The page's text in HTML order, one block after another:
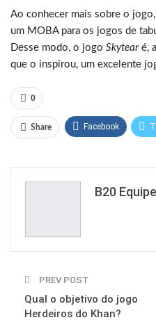
Ao conhecer mais sobre o
um MOBA para os jogos de
Desse modo, o jogo Skytear é,
que o inspirou, um excelente
0
Share Facebook
Email
B20 Equipe
PREV POST
Qual o objetivo do jogo
Herdeiros do Khan?